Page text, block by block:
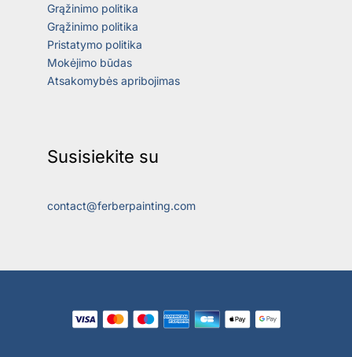
Grąžinimo politika
Grąžinimo politika
Pristatymo politika
Mokėjimo būdas
Atsakomybės apribojimas
Susisiekite su
contact@ferberpainting.com